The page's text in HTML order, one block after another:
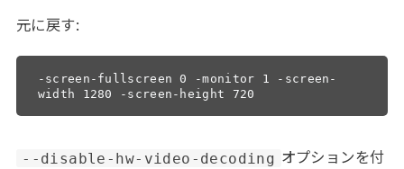
元に戻す:
-screen-fullscreen 0 -monitor 1 -screen-
width 1280 -screen-height 720
--disable-hw-video-decoding オプションを付